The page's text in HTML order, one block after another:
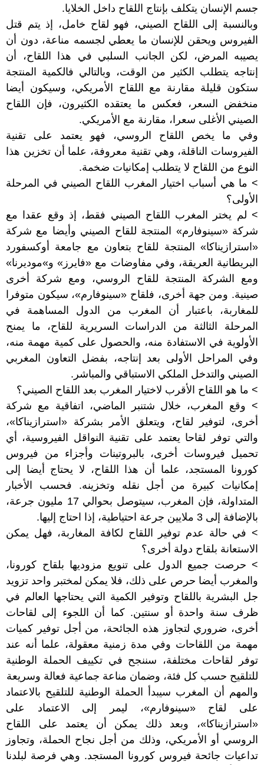
جسم الإنسان يتكلف بإنتاج اللقاح داخل الخلايا.
وبالنسبة إلى اللقاح الصيني، فهو لقاح خامل، إذ يتم قتل
الفيروس ويحقن للإنسان ما يعطي لجسمه مناعة، دون أن
يصيبه المرض، لكن الجانب السلبي في هذا اللقاح، أن
إنتاجه يتطلب الكثير من الوقت، وبالتالي فالكمية المنتجة
ستكون قليلة مقارنة مع اللقاح الأمريكي، وسيكون أيضا
منخفض السعر، فعكس ما يعتقده الكثيرون، فإن اللقاح
الصيني الأغلى سعرا، مقارنة مع الأمريكي.
وفي ما يخص اللقاح الروسي، فهو يعتمد على تقنية
الفيروسات الناقلة، وهي تقنية معروفة، علما أن تخزين هذا
النوع من اللقاح لا يتطلب إمكانيات ضخمة.
> ما هي أسباب اختيار المغرب اللقاح الصيني في المرحلة
الأولى؟
> لم يختر المغرب اللقاح الصيني فقط، إذ وقع عقدا مع
شركة «سينوفارم» المنتجة للقاح الصيني وأيضا مع شركة
«استرازيناكا» المنتجة للقاح بتعاون مع جامعة أوكسفورد
البريطانية العريقة، وفي مفاوضات مع «فايرز» و»موديرنا»
ومع الشركة المنتجة للقاح الروسي، ومع شركة أخرى
صينية. ومن جهة أخرى، فلقاح «سينوفارم»، سيكون متوفرا
للمغاربة، باعتبار أن المغرب من الدول المساهمة في
المرحلة الثالثة من الدراسات السريرية للقاح، ما يمنح
الأولوية في الاستفادة منه، والحصول على كمية مهمة منه،
وفي المراحل الأولى بعد إنتاجه، بفضل التعاون المغربي
الصيني والتدخل الملكي الاستباقي والمباشر.
> ما هو اللقاح الأقرب لاختيار المغرب بعد اللقاح الصيني؟
> وقع المغرب، خلال شتنبر الماضي، اتفاقية مع شركة
أخرى، لتوفير لقاح، ويتعلق الأمر بشركة «استرازيناكا»،
والتي توفر لقاحا يعتمد على تقنية النواقل الفيروسية، أي
تحميل فيروسات أخرى، بالبروتينات وأجزاء من فيروس
كورونا المستجد، علما أن هذا اللقاح، لا يحتاج أيضا إلى
إمكانيات كبيرة من أجل نقله وتخزينه. فحسب الأخبار
المتداولة، فإن المغرب، سيتوصل بحوالي 17 مليون جرعة،
بالإضافة إلى 3 ملايين جرعة احتياطية، إذا احتاج إليها.
> في حالة عدم توفير اللقاح لكافة المغاربة، فهل يمكن
الاستعانة بلقاح دولة أخرى؟
> حرصت جميع الدول على تنويع مزوديها بلقاح كورونا،
والمغرب أيضا حرص على ذلك، فلا يمكن لمختبر واحد تزويد
جل البشرية باللقاح وتوفير الكمية التي يحتاجها العالم في
ظرف سنة واحدة أو سنتين. كما أن اللجوء إلى لقاحات
أخرى، ضروري لتجاوز هذه الجائحة، من أجل توفير كميات
مهمة من اللقاحات وفي مدة زمنية معقولة، علما أنه عند
توفر لقاحات مختلفة، سننجح في تكييف الحملة الوطنية
للتلقيح حسب كل فئة، وضمان مناعة جماعية فعالة وسريعة
والمهم أن المغرب سيبدأ الحملة الوطنية للتلقيح بالاعتماد
على لقاح «سينوفارم»، ليمر إلى الاعتماد على
«استرازيناكا»، وبعد ذلك يمكن أن يعتمد على اللقاح
الروسي أو الأمريكي، وذلك من أجل نجاح الحملة، وتجاوز
تداعيات جائحة فيروس كورونا المستجد. وهي فرصة لبلدنا